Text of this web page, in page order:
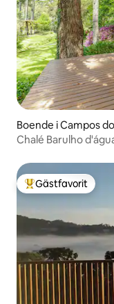
Boende i Campos
Chalé Barulho
Populär gästfavorit
Gästfavorit